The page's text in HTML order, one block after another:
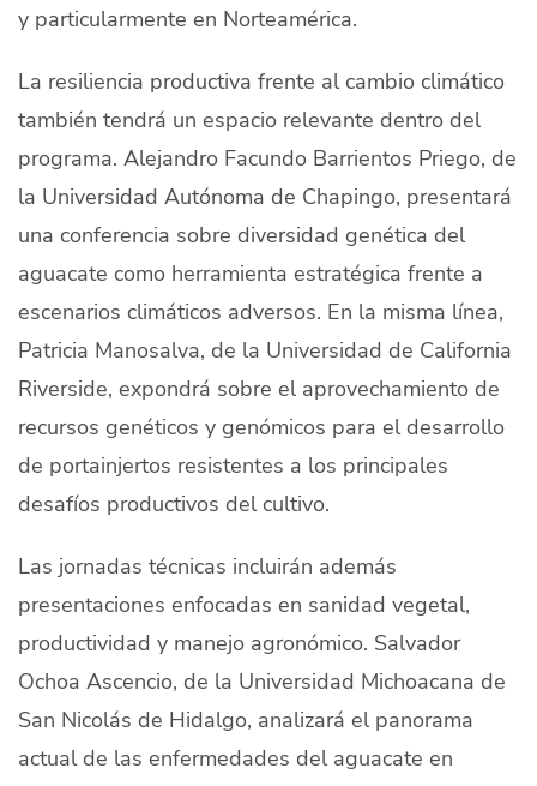
y particularmente en Norteamérica.
La resiliencia productiva frente al cambio climático
también tendrá un espacio relevante dentro del
programa. Alejandro Facundo Barrientos Priego, de
la Universidad Autónoma de Chapingo, presentará
una conferencia sobre diversidad genética del
aguacate como herramienta estratégica frente a
escenarios climáticos adversos. En la misma línea,
Patricia Manosalva, de la Universidad de California
Riverside, expondrá sobre el aprovechamiento de
recursos genéticos y genómicos para el desarrollo
de portainjertos resistentes a los principales
desafíos productivos del cultivo.
Las jornadas técnicas incluirán además
presentaciones enfocadas en sanidad vegetal,
productividad y manejo agronómico. Salvador
Ochoa Ascencio, de la Universidad Michoacana de
San Nicolás de Hidalgo, analizará el panorama
actual de las enfermedades del aguacate en